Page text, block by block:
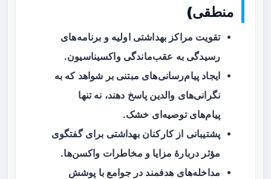
منطقی)
تقویت مراکز بهداشتی اولیه و برنامه‌های
رسیدگی به عقب‌ماندگی واکسیناسیون.
ایجاد پیام‌رسانی‌های مبتنی بر شواهد که به
نگرانی‌های والدین پاسخ دهند، نه تنها
پیام‌های توصیه‌ای خشک.
پشتیبانی از کارکنان بهداشتی برای گفتگوی
مؤثر دربارهٔ مزایا و مخاطرات واکسن‌ها.
مداخله‌های هدفمند در جوامع با پوشش